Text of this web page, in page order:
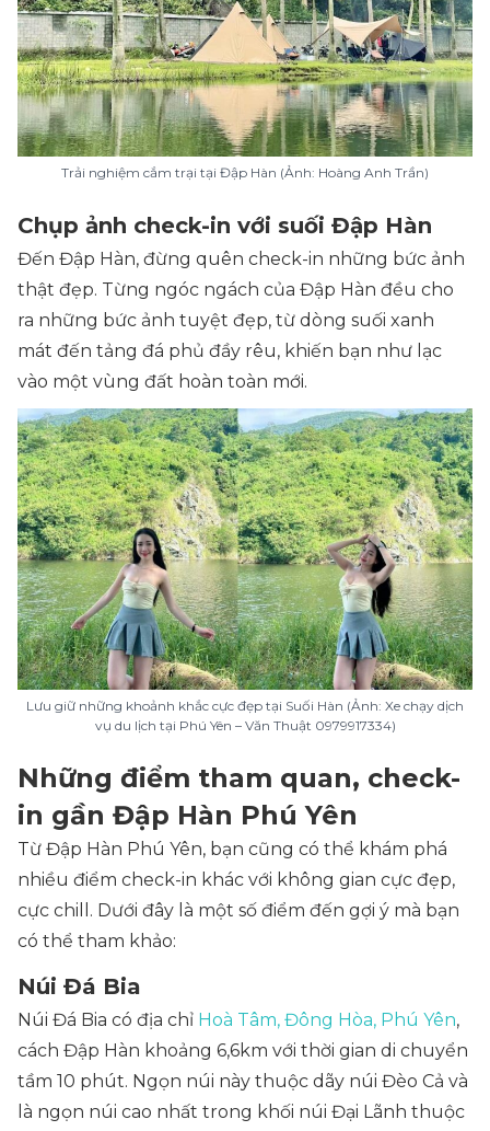
Trải nghiệm cắm trại tại Đập Hàn (Ảnh: Hoàng Anh Trần)
Chụp ảnh check-in với suối Đập Hàn
Đến Đập Hàn, đừng quên check-in những bức ảnh
thật đẹp. Từng ngóc ngách của Đập Hàn đều cho
ra những bức ảnh tuyệt đẹp, từ dòng suối xanh
mát đến tảng đá phủ đầy rêu, khiến bạn như lạc
vào một vùng đất hoàn toàn mới.
Lưu giữ những khoảnh khắc cực đẹp tại Suối Hàn (Ảnh: Xe chạy dịch
vụ du lịch tại Phú Yên – Văn Thuật 0979917334)
Những điểm tham quan, check-
in gần Đập Hàn Phú Yên
Từ Đập Hàn Phú Yên, bạn cũng có thể khám phá
nhiều điểm check-in khác với không gian cực đẹp,
cực chill. Dưới đây là một số điểm đến gợi ý mà bạn
có thể tham khảo:
Núi Đá Bia
Núi Đá Bia có địa chỉ Hoà Tâm, Đông Hòa, Phú Yên,
cách Đập Hàn khoảng 6,6km với thời gian di chuyển
tầm 10 phút. Ngọn núi này thuộc dãy núi Đèo Cả và
là ngọn núi cao nhất trong khối núi Đại Lãnh thuộc